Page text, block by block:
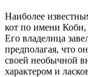
Наиболее
кот по имени Коби,
Его владелица
предполагая, что
своей необычной
характером и